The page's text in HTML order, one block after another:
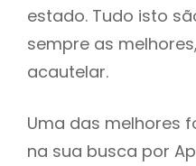
estado. Tudo isto
sempre as
acautelar.
Uma das melhores
na sua busca por